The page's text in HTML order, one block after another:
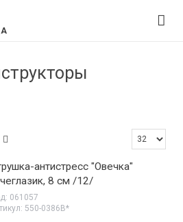
антистресс "Овечка"
8 см /12/
061057
550-0386В*